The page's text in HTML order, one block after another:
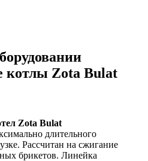
котлы Zota Bulat
Zota Bulat
длительного
Рассчитан на сжигание
брикетов. Линейка